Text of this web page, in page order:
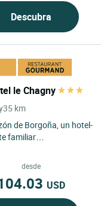
Descubra
le Chagny
35 km
de Borgoña, un hotel-
familiar
desde
USD